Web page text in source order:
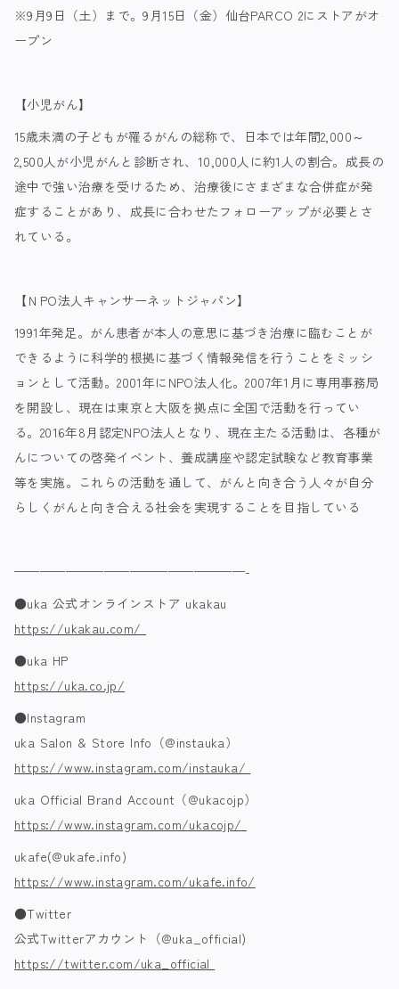
※9月9日（土）まで。9月15日（金）仙台PARCO 2にストアがオ
ープン
【小児がん】
15歳未満の子どもが罹るがんの総称で、日本では年間2,000～
2,500人が小児がんと診断され、10,000人に約1人の割合。成長の
途中で強い治療を受けるため、治療後にさまざまな合併症が発
症することがあり、成長に合わせたフォローアップが必要とさ
れている。
【Ｎ PO法人キャンサーネットジャパン】
1991年発足。がん患者が本人の意思に基づき治療に臨むことが
できるように科学的根拠に基づく情報発信を行うことをミッシ
ョンとして活動。2001年にNPO法人化。2007年1月に専用事務局
を開設し、現在は東京と大阪を拠点に全国で活動を行ってい
る。2016年8月認定NPO法人となり、現在主たる活動は、各種が
んについての啓発イベント、養成講座や認定試験など教育事業
等を実施。これらの活動を通して、がんと向き合う人々が自分
らしくがんと向き合える社会を実現することを目指している
——————————————————-
●uka 公式オンラインストア ukakau
https://ukakau.com/
●uka HP
https://uka.co.jp/
●Instagram
uka Salon & Store Info（@instauka）
https://www.instagram.com/instauka/
uka Official Brand Account（@ukacojp）
https://www.instagram.com/ukacojp/
ukafe(@ukafe.info)
https://www.instagram.com/ukafe.info/
●Twitter
公式Twitterアカウント（@uka_official)
https://twitter.com/uka_official